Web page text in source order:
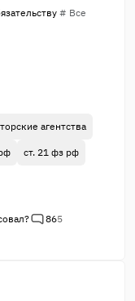
# Все
агентства
ст. 21 фз рф
865